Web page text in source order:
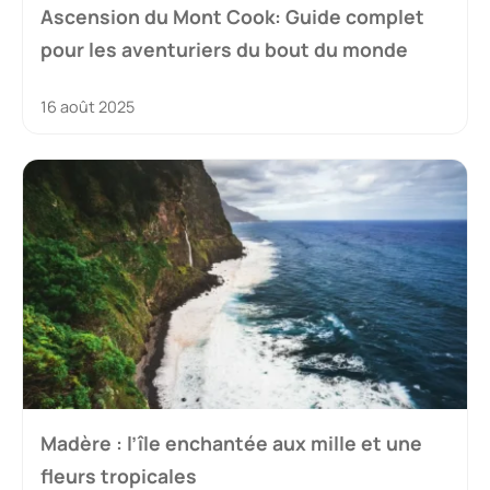
Ascension du Mont Cook: Guide complet
pour les aventuriers du bout du monde
16 août 2025
Madère : l’île enchantée aux mille et une
fleurs tropicales